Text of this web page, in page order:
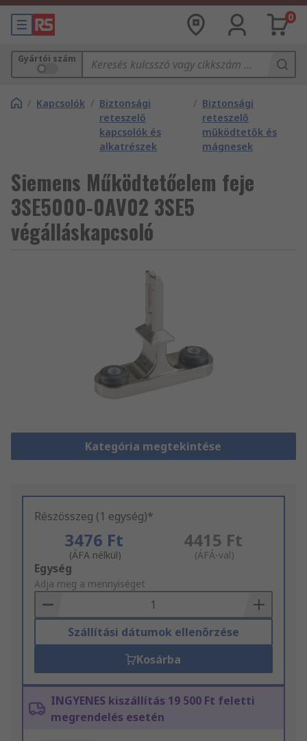
0
Gyártói szám
/ Kapcsolók / Biztonsági
reteszelő
kapcsolók és
alkatrészek
/ Biztonsági
reteszelő
működtetők és
mágnesek
Siemens Működtetőelem feje
3SE5000-0AV02 3SE5
végálláskapcsoló
Kategória megtekintése
Részösszeg (1 egység)*
3476 Ft
(ÁFA nélkül)
4415 Ft
(ÁFÁ-val)
Add
to
Basket
Egység
Adja meg a mennyiséget
Szállítási dátumok ellenőrzése
Kosárba
INGYENES kiszállítás 19 500 Ft feletti
megrendelés esetén